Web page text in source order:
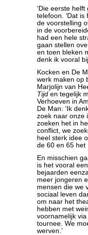
‘Die eerste
telefoon. ‘Dat
de voorstelling
in de
had een hele
gaan stellen
en toen bleken
denk ik vooral
Kocken en De
werk maken op
Marjolijn van
Tijd en tegelijk
Verhoeven in
De Man: ‘Ik
zoek naar onze
zoeken het in
conflict, we
heel sterk idee
de 60 en 65 het
En misschien
is het vooral
bejaarden
meer jongeren
mensen die we
sociaal leven
om naar het
hebben met
voornamelijk
tournee. We
werven.’